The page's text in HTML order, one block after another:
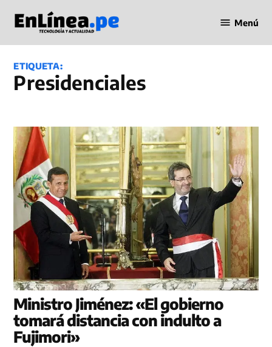
contenido
en Línea
Menú
ETIQUETA:
Presidenciales
Ministro Jiménez: «El gobierno
tomará distancia con indulto a
Fujimori»